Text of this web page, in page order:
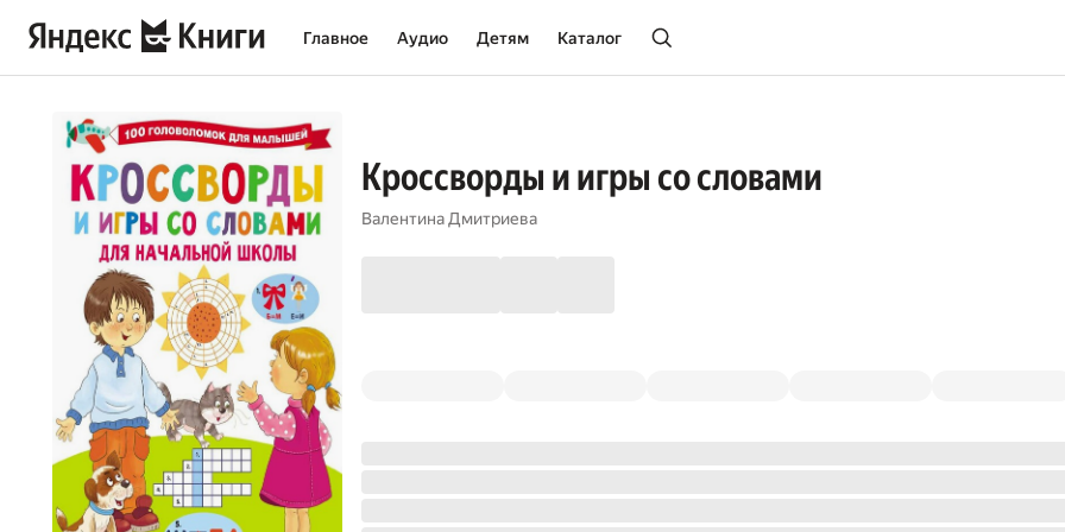
Главное Аудио Детям Каталог
Кроссворды и игры со словами
Валентина Дмитриева